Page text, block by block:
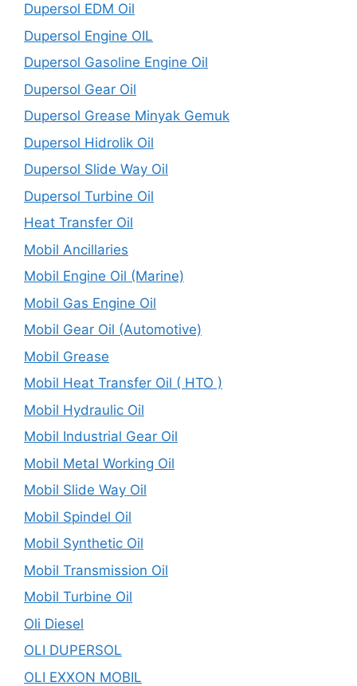
Dupersol EDM Oil
Dupersol Engine OIL
Dupersol Gasoline Engine Oil
Dupersol Gear Oil
Dupersol Grease Minyak Gemuk
Dupersol Hidrolik Oil
Dupersol Slide Way Oil
Dupersol Turbine Oil
Heat Transfer Oil
Mobil Ancillaries
Mobil Engine Oil (Marine)
Mobil Gas Engine Oil
Mobil Gear Oil (Automotive)
Mobil Grease
Mobil Heat Transfer Oil ( HTO )
Mobil Hydraulic Oil
Mobil Industrial Gear Oil
Mobil Metal Working Oil
Mobil Slide Way Oil
Mobil Spindel Oil
Mobil Synthetic Oil
Mobil Transmission Oil
Mobil Turbine Oil
Oli Diesel
OLI DUPERSOL
OLI EXXON MOBIL